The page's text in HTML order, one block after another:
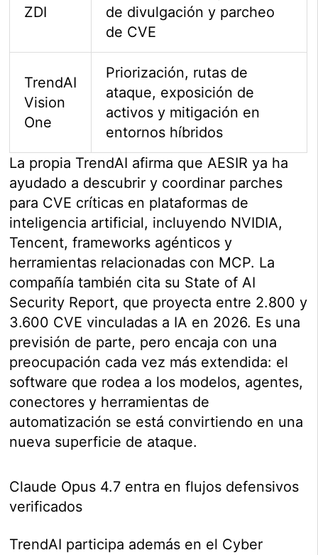
ZDI
de divulgación y parcheo
de CVE
TrendAI
Vision
One
Priorización, rutas de
ataque, exposición de
activos y mitigación en
entornos híbridos
La propia TrendAI afirma que AESIR ya ha
ayudado a descubrir y coordinar parches
para CVE críticas en plataformas de
inteligencia artificial, incluyendo NVIDIA,
Tencent, frameworks agénticos y
herramientas relacionadas con MCP. La
compañía también cita su State of AI
Security Report, que proyecta entre 2.800 y
3.600 CVE vinculadas a IA en 2026. Es una
previsión de parte, pero encaja con una
preocupación cada vez más extendida: el
software que rodea a los modelos, agentes,
conectores y herramientas de
automatización se está convirtiendo en una
nueva superficie de ataque.
Claude Opus 4.7 entra en flujos defensivos
verificados
TrendAI participa además en el Cyber